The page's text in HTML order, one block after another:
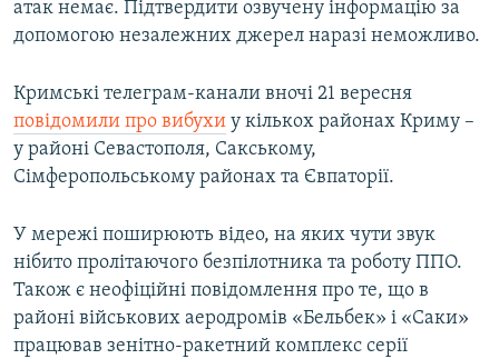
атак немає. Підтвердити озвучену інформацію за
допомогою незалежних джерел наразі неможливо.
Кримські телеграм-канали вночі 21 вересня
повідомили про вибухи у кількох районах Криму –
у районі Севастополя, Сакському,
Сімферопольському районах та Євпаторії.
У мережі поширюють відео, на яких чути звук
нібито пролітаючого безпілотника та роботу ППО.
Також є неофіційні повідомлення про те, що в
районі військових аеродромів «Бельбек» і «Саки»
працював зенітно-ракетний комплекс серії